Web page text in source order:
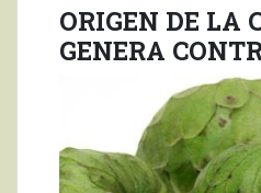
ORIGEN DE LA
GENERA